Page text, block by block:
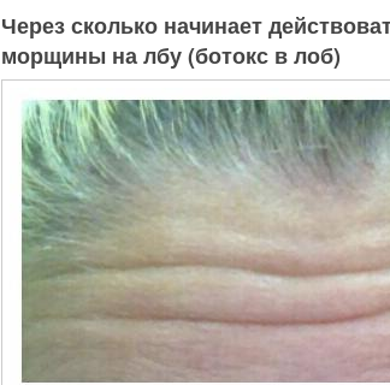
Через сколько начинает
морщины на лбу (ботокс в лоб)